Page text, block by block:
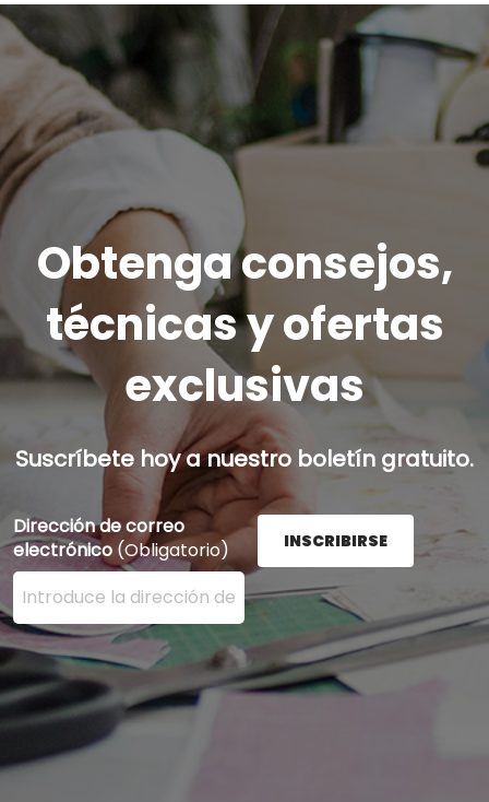
Obtenga consejos,
técnicas y ofertas
exclusivas
Suscríbete hoy a nuestro boletín gratuito.
Dirección de correo
electrónico (Obligatorio)
Ingrese su dirección de correo electrónico aquí y
INSCRIBIRSE